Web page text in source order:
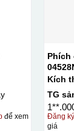
để xem
Phích
Kích
TG
Đăng ký
giá